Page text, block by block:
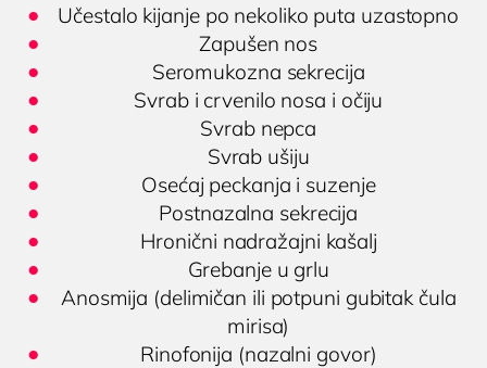
Učestalo kijanje po nekoliko puta uzastopno
Zapušen nos
Seromukozna sekrecija
Svrab i crvenilo nosa i očiju
Svrab nepca
Svrab ušiju
Osećaj peckanja i suzenje
Postnazalna sekrecija
Hronični nadražajni kašalj
Grebanje u grlu
Anosmija (delimičan ili potpuni gubitak čula
mirisa)
Rinofonija (nazalni govor)